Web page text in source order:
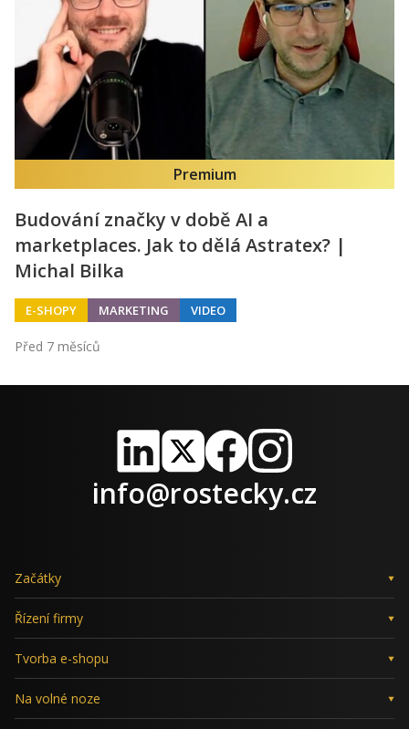
Premium
Budování značky v době AI a
marketplaces. Jak to dělá Astratex? |
Michal Bilka
E-SHOPY MARKETING VIDEO
Před 7 měsíců
LinkedIn
X FacebookInstagram
info@rostecky.cz
Začátky
Řízení firmy
Tvorba e-shopu
Na volné noze